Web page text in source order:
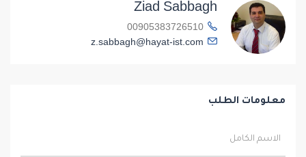
Ziad Sabbagh
z.sabbagh@hayat-ist.com
معلومات الطلب